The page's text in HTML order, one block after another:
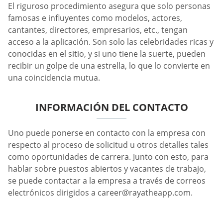
El riguroso procedimiento asegura que solo personas
famosas e influyentes como modelos, actores,
cantantes, directores, empresarios, etc., tengan
acceso a la aplicación. Son solo las celebridades ricas y
conocidas en el sitio, y si uno tiene la suerte, pueden
recibir un golpe de una estrella, lo que lo convierte en
una coincidencia mutua.
INFORMACIÓN DEL CONTACTO
Uno puede ponerse en contacto con la empresa con
respecto al proceso de solicitud u otros detalles tales
como oportunidades de carrera. Junto con esto, para
hablar sobre puestos abiertos y vacantes de trabajo,
se puede contactar a la empresa a través de correos
electrónicos dirigidos a career@rayatheapp.com.